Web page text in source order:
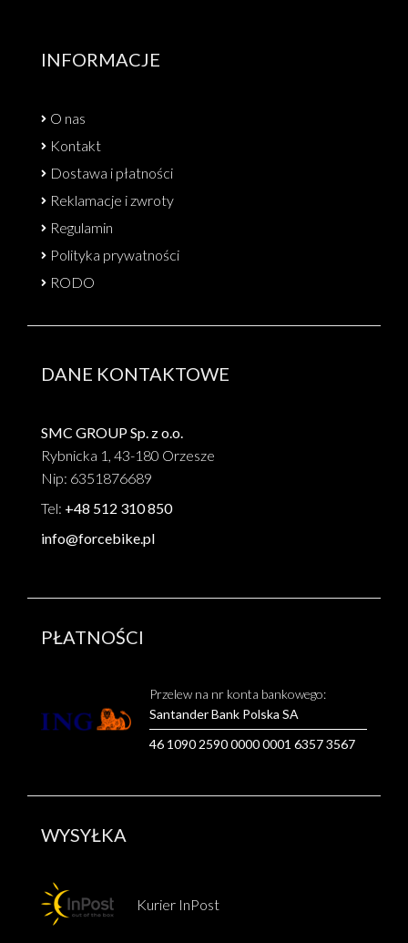
INFORMACJE
O nas
Kontakt
Dostawa i płatności
Reklamacje i zwroty
Regulamin
Polityka prywatności
RODO
DANE KONTAKTOWE
SMC GROUP Sp. z o.o.
Rybnicka 1, 43-180 Orzesze
Nip: 6351876689
Tel: +48 512 310 850
info@forcebike.pl
PŁATNOŚCI
Przelew na nr konta bankowego:
Santander Bank Polska SA
46 1090 2590 0000 0001 6357 3567
WYSYŁKA
Kurier InPost